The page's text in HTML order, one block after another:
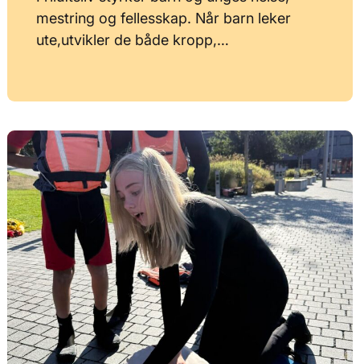
mestring og fellesskap. Når barn leker
ute,utvikler de både kropp,…